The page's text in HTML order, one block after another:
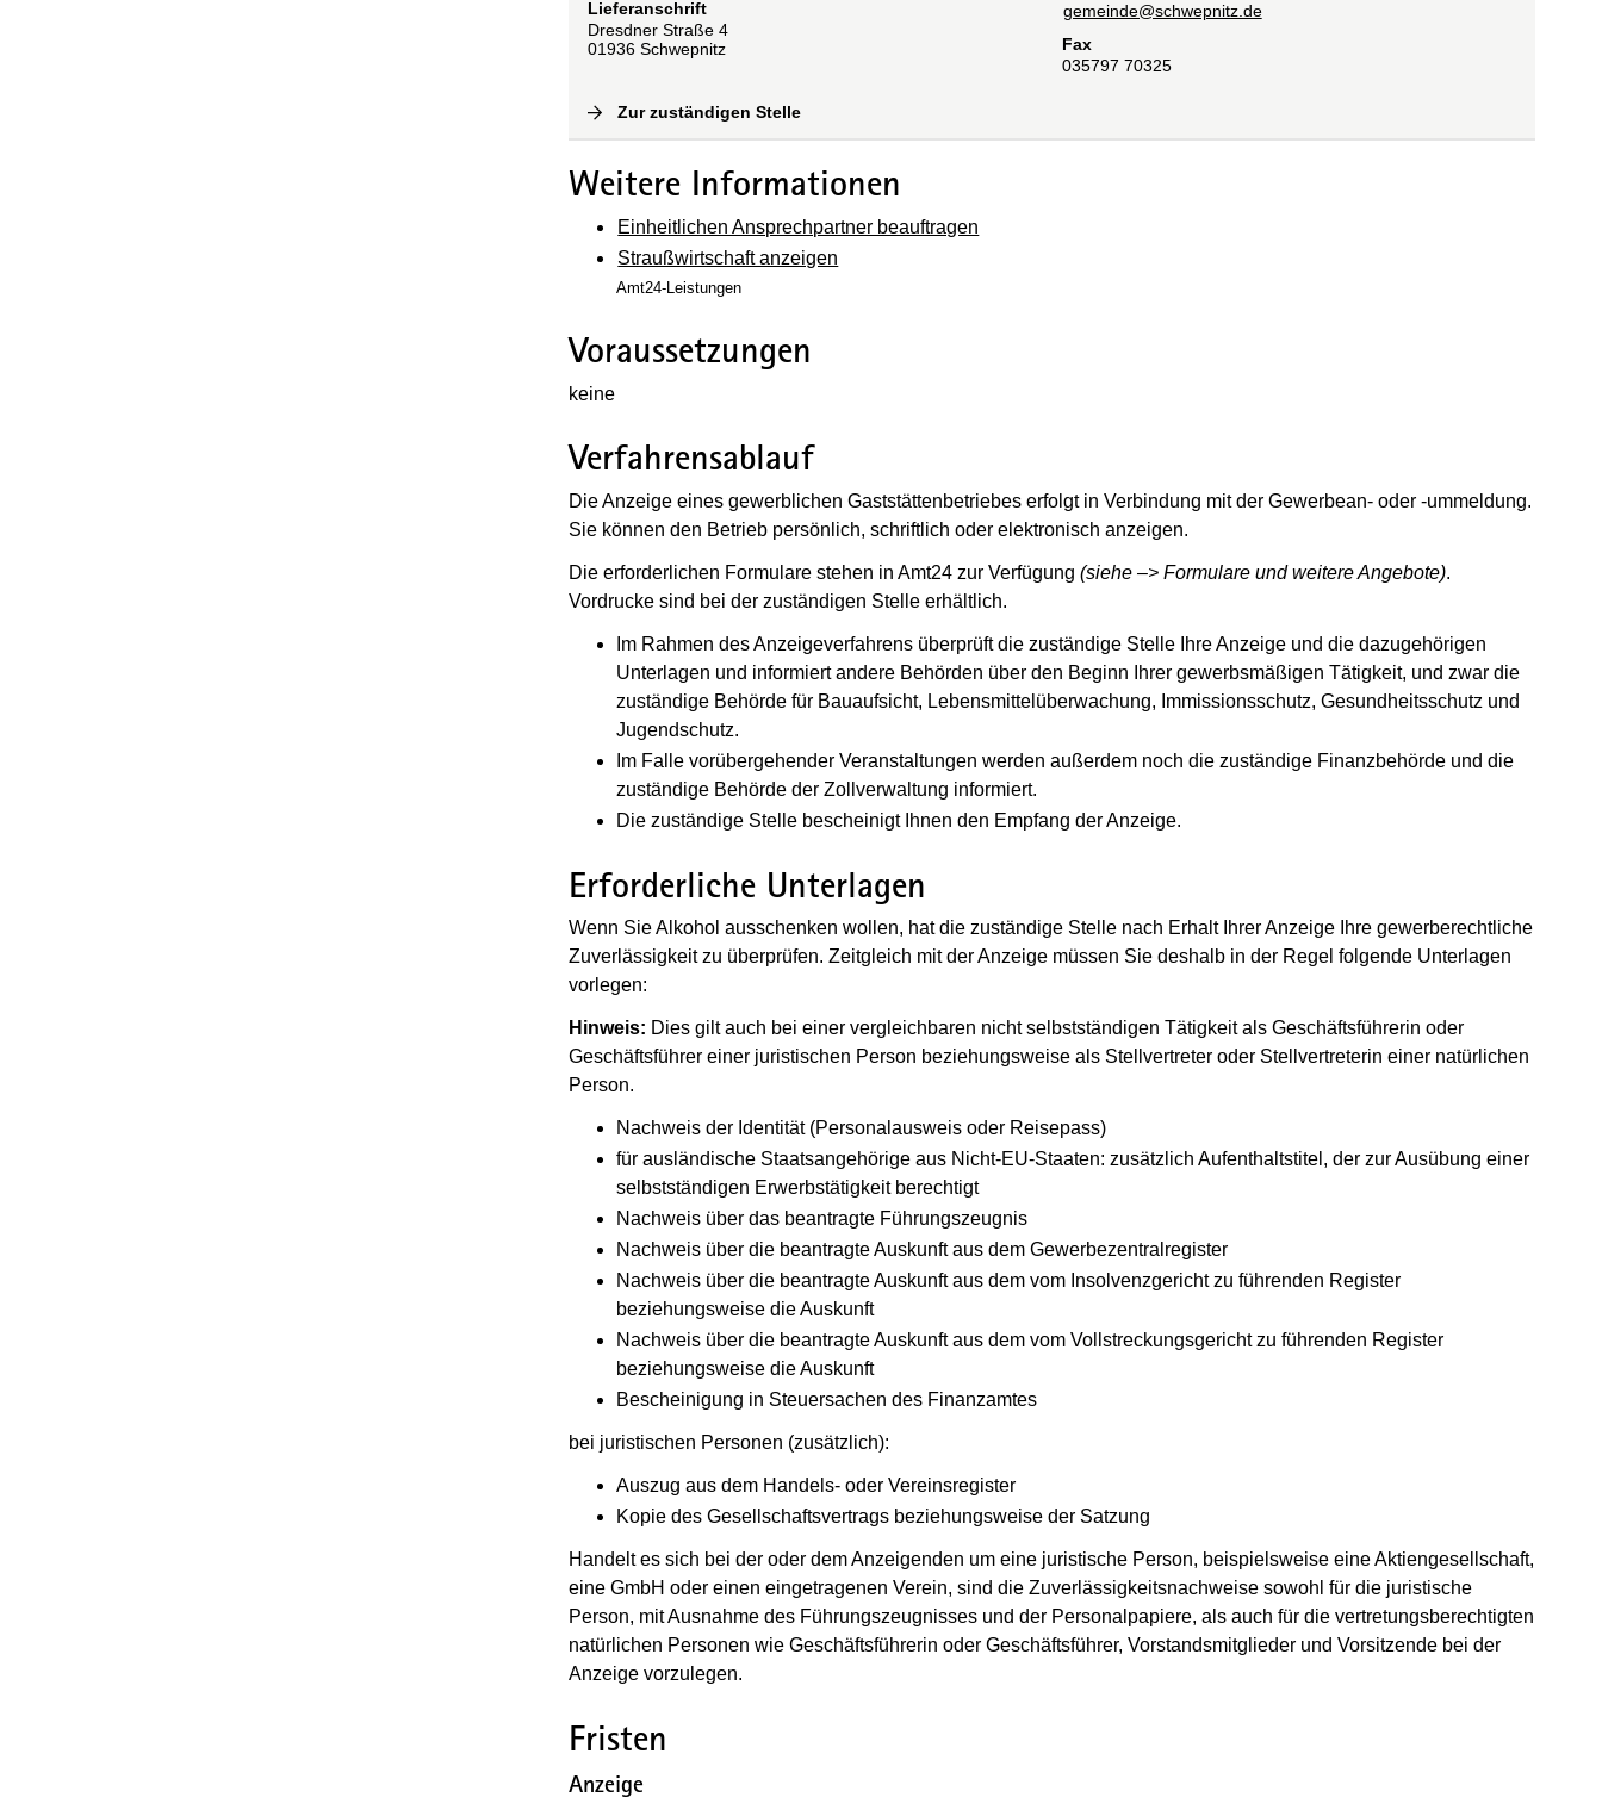
Lieferanschrift
Dresdner Straße4
01936 Schwepnitz
gemeinde@schwepnitz.de
Fax
035797 70325
Zur zuständigen Stelle
Weitere Informationen
Einheitlichen Ansprechpartner beauftragen
Straußwirtschaft anzeigen
Amt24-Leistungen
Voraussetzungen
keine
Verfahrensablauf
Die Anzeige eines gewerblichen Gaststättenbetriebes erfolgt in Verbindung mit der Gewerbean- oder -ummeldung.
Sie können den Betrieb persönlich, schriftlich oder elektronisch anzeigen.
Die erforderlichen Formulare stehen in Amt24 zur Verfügung(siehe –> Formulare und weitere Angebote).
Vordrucke sind bei der zuständigen Stelle erhältlich.
Im Rahmen des Anzeigeverfahrens überprüft die zuständige Stelle Ihre Anzeige und die dazugehörigen
Unterlagen und informiert andere Behörden über den Beginn Ihrer gewerbsmäßigen Tätigkeit, und zwar die
zuständige Behörde für Bauaufsicht, Lebensmittelüberwachung, Immissionsschutz, Gesundheitsschutz und
Jugendschutz.
Im Falle vorübergehender Veranstaltungen werden außerdem noch die zuständige Finanzbehörde und die
zuständige Behörde der Zollverwaltung informiert.
Die zuständige Stelle bescheinigt Ihnen den Empfang der Anzeige.
Erforderliche Unterlagen
Wenn Sie Alkohol ausschenken wollen, hat die zuständige Stelle nach Erhalt Ihrer Anzeige Ihre gewerberechtliche
Zuverlässigkeit zu überprüfen. Zeitgleich mit der Anzeige müssen Sie deshalb in der Regel folgende Unterlagen
vorlegen:
Hinweis: Dies gilt auch bei einer vergleichbaren nicht selbstständigen Tätigkeit als Geschäftsführerin oder
Geschäftsführer einer juristischen Person beziehungsweise als Stellvertreter oder Stellvertreterin einer natürlichen
Person.
Nachweis der Identität (Personalausweis oder Reisepass)
für ausländische Staatsangehörige aus Nicht-EU-Staaten: zusätzlich Aufenthaltstitel, der zur Ausübung einer
selbstständigen Erwerbstätigkeit berechtigt
Nachweis über das beantragte Führungszeugnis
Nachweis über die beantragte Auskunft aus dem Gewerbezentralregister
Nachweis über die beantragte Auskunft aus dem vom Insolvenzgericht zu führenden Register
beziehungsweise die Auskunft
Nachweis über die beantragte Auskunft aus dem vom Vollstreckungsgericht zu führenden Register
beziehungsweise die Auskunft
Bescheinigung in Steuersachen des Finanzamtes
bei juristischen Personen (zusätzlich):
Auszug aus dem Handels- oder Vereinsregister
Kopie des Gesellschaftsvertrags beziehungsweise der Satzung
Handelt es sich bei der oder dem Anzeigenden um eine juristische Person, beispielsweise eine Aktiengesellschaft,
eine GmbH oder einen eingetragenen Verein, sind die Zuverlässigkeitsnachweise sowohl für die juristische
Person, mit Ausnahme des Führungszeugnisses und der Personalpapiere, als auch für die vertretungsberechtigten
natürlichen Personen wie Geschäftsführerin oder Geschäftsführer, Vorstandsmitglieder und Vorsitzende bei der
Anzeige vorzulegen.
Fristen
Anzeige